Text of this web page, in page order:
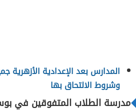
المدارس بعد الإعدادية الأزهرية
وشروط الالتحاق بها
مدرسة الطلاب المتفوقين في